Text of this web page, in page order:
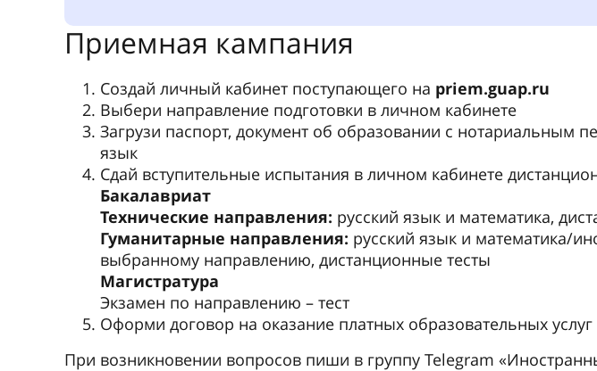
Отдел по работе с иностранными обучающимися
clck.ru/3SfgxQ
+7 812 312-25-77
orio@guap.ru
Ответственная за набор иностранных обучающихся
Ксения Романовна Кукушкина
+7 911 002-95-89Telegram
Каба Ибрагим, Кот-
Обучение в Санкт-Петербургском
было лучшим опытом в моей